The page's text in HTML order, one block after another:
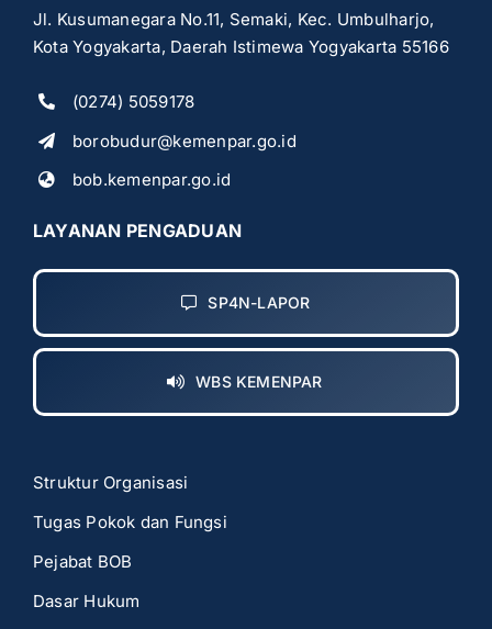
Jl. Kusumanegara No.11, Semaki, Kec. Umbulharjo,
Kota Yogyakarta, Daerah Istimewa Yogyakarta 55166
(0274) 5059178
borobudur@kemenpar.go.id
bob.kemenpar.go.id
LAYANAN PENGADUAN
SP4N-LAPOR
WBS KEMENPAR
Struktur Organisasi
Tugas Pokok dan Fungsi
Pejabat BOB
Dasar Hukum